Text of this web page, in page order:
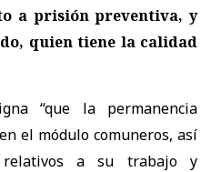
a prisión preventiva, y
quien tiene la calidad
“que la permanencia
el módulo comuneros, así
relativos a su trabajo y